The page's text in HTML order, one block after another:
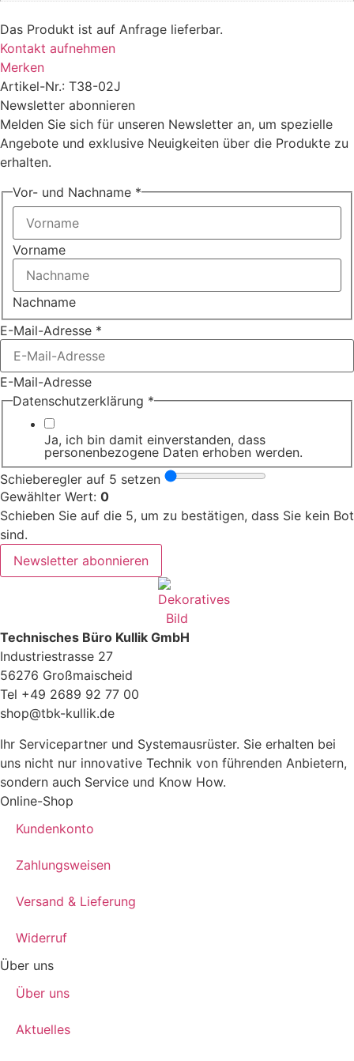
Das Produkt ist auf Anfrage lieferbar.
Kontakt aufnehmen
Merken
Artikel-Nr.: T38-02J
Newsletter abonnieren
Melden Sie sich für unseren Newsletter an, um spezielle
Angebote und exklusive Neuigkeiten über die Produkte zu
erhalten.
Vor- und Nachname *
Vorname
Nachname
E-Mail-Adresse *
E-Mail-Adresse
Datenschutzerklärung *
Ja, ich bin damit einverstanden, dass
personenbezogene Daten erhoben werden.
Schieberegler auf 5 setzen
Gewählter Wert: 0
Schieben Sie auf die 5, um zu bestätigen, dass Sie kein Bot
sind.
Newsletter abonnieren
Technisches Büro Kullik GmbH
Industriestrasse 27
56276 Großmaischeid
Tel +49 2689 92 77 00
shop@tbk-kullik.de
Ihr Servicepartner und Systemausrüster. Sie erhalten bei
uns nicht nur innovative Technik von führenden Anbietern,
sondern auch Service und Know How.
Online-Shop
Kundenkonto
Zahlungsweisen
Versand & Lieferung
Widerruf
Über uns
Über uns
Aktuelles